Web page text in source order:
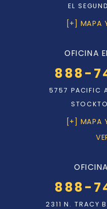
EL
[+] MAPA
OFICINA
888-
5757 PACIFIC
[+] MAPA
888-
2311 N. TRACY